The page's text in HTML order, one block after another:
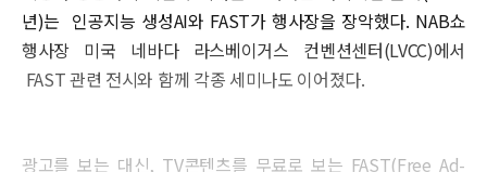
년)는 인공지능 생성AI와 FAST가 행사장을 장악했다. NAB쇼
행사장 미국 네바다 라스베이거스 컨벤션센터(LVCC)에서
FAST 관련 전시와 함께 각종 세미나도 이어졌다.
광고를 보는 대신, TV콘텐츠를 무료로 보는 FAST(Free Ad-